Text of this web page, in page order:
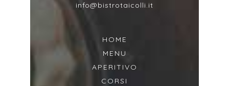
info@bistrotaicolli.it
HOME
MENU
APERITIVO
CORSI